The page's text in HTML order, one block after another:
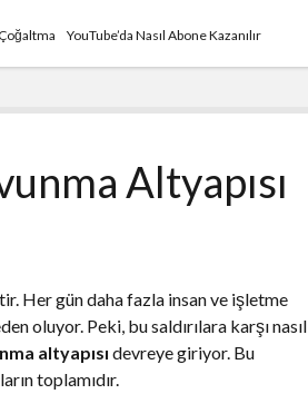
YouTube’da Nasıl Abone Kazanılır
Altyapısı
Her gün daha fazla insan ve işletme
oluyor. Peki, bu saldırılara karşı nasıl
altyapısı devreye giriyor. Bu
toplamıdır.